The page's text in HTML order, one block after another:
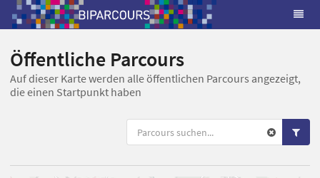
Öffentliche Parcours
Auf dieser Karte werden alle öffentlichen Parcours angezeigt,
die einen Startpunkt haben